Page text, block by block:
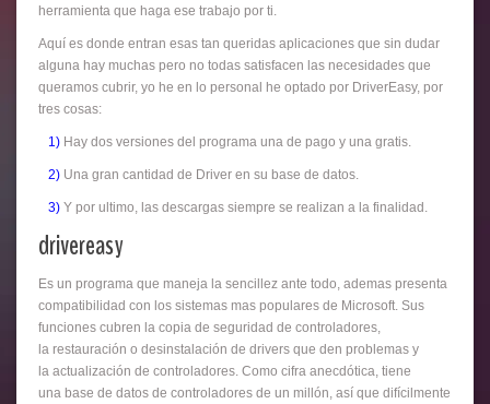
herramienta que haga ese trabajo por ti.
Aquí es donde entran esas tan queridas aplicaciones que sin dudar
alguna hay muchas pero no todas satisfacen las necesidades que
queramos cubrir, yo he en lo personal he optado por DriverEasy, por
tres cosas:
1) Hay dos versiones del programa una de pago y una gratis.
2) Una gran cantidad de Driver en su base de datos.
3) Y por ultimo, las descargas siempre se realizan a la finalidad.
drivereasy
Es un programa que maneja la sencillez ante todo, ademas presenta
compatibilidad con los sistemas mas populares de Microsoft. Sus
funciones cubren la copia de seguridad de controladores,
la restauración o desinstalación de drivers que den problemas y
la actualización de controladores. Como cifra anecdótica, tiene
una base de datos de controladores de un millón, así que difícilmente